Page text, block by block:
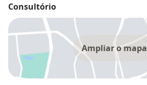
Consultório
Ampliar o mapa